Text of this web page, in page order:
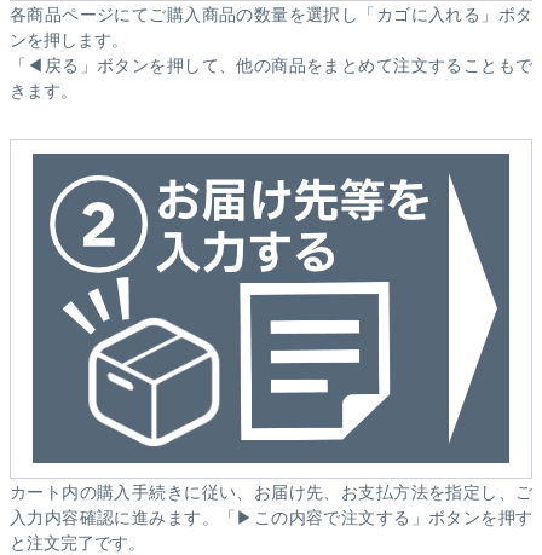
各商品ページにてご購入商品の数量を選択し「カゴに入れる」ボタ
ンを押します。
「◀戻る」ボタンを押して、他の商品をまとめて注文することもで
きます。
カート内の購入手続きに従い、お届け先、お支払方法を指定し、ご
入力内容確認に進みます。「▶この内容で注文する」ボタンを押す
と注文完了です。